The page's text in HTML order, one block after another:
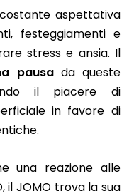
aspettativa
festeggiamenti e
stress e ansia. Il
pausada queste
il piacere di
in favore di
una reazione alle
il JOMO trova la sua